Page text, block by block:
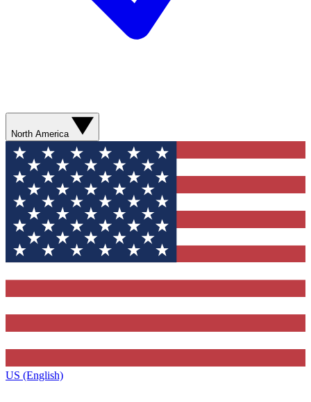
North America
US (English)